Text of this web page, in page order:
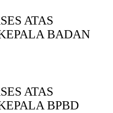
ATAS
BADAN
ATAS
BPBD